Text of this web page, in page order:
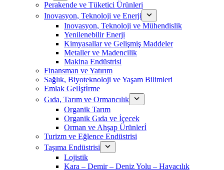
Perakende ve Tüketici Ürünleri
Inovasyon, Teknoloji ve Enerji
Inovasyon, Teknoloji ve Mühendislik
Yenilenebilir Enerji
Kimyasallar ve Gelişmiş Maddeler
Metaller ve Madencilik
Makina Endüstrisi
Finansman ve Yatırım
Sağlık, Biyoteknoloji ve Yaşam Bilimleri
Emlak Gelİştİrme
Gıda, Tarım ve Ormancılık
Organik Tarım
Organik Gıda ve İçecek
Orman ve Ahşap Ürünlerİ
Turizm ve Eğlence Endüstrisi
Taşıma Endüstrisi
Lojistik
Kara – Demir – Deniz Yolu – Havacılık